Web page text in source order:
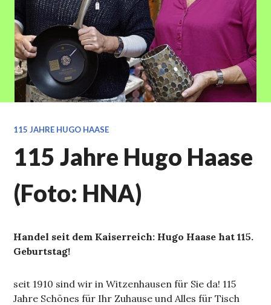
115 JAHRE HUGO HAASE
115 Jahre Hugo Haase
(Foto: HNA)
Handel seit dem Kaiserreich: Hugo Haase hat 115.
Geburtstag!
seit 1910 sind wir in Witzenhausen für Sie da! 115
Jahre Schönes für Ihr Zuhause und Alles für Tisch